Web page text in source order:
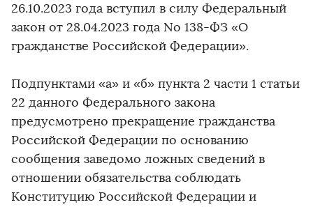
26.10.2023 года вступил в силу Федеральный
закон от 28.04.2023 года No 138-ФЗ «О
гражданстве Российской Федерации».
Подпунктами «а» и «б» пункта 2 части 1 статьи
22 данного Федерального закона
предусмотрено прекращение гражданства
Российской Федерации по основанию
сообщения заведомо ложных сведений в
отношении обязательства соблюдать
Конституцию Российской Федерации и